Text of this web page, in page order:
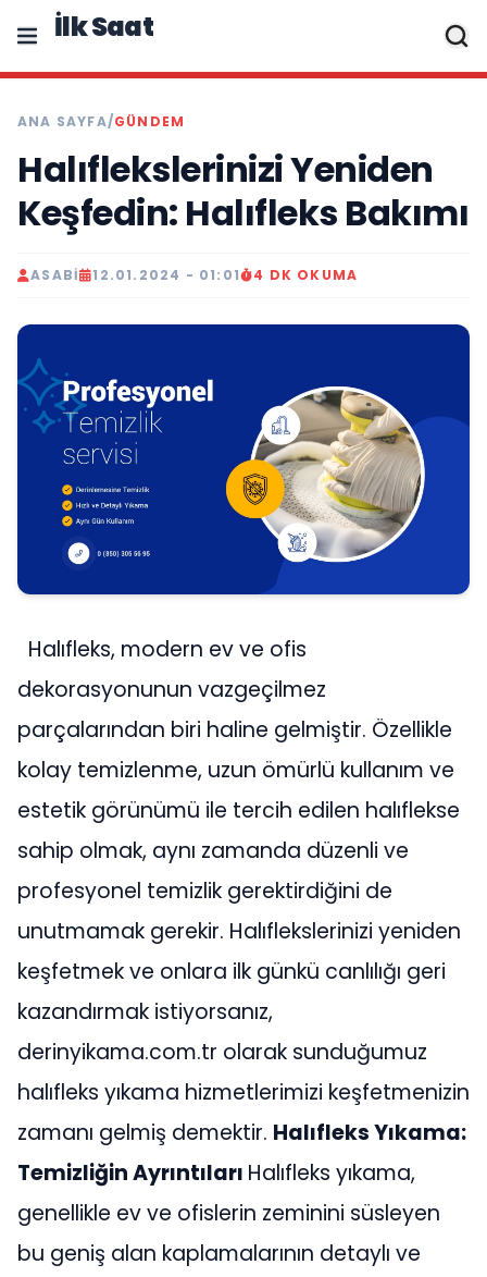
İlk Saat
ANA SAYFA/GÜNDEM
Halıflekslerinizi Yeniden
Keşfedin: Halıfleks Bakımı
ASABI 12.01.2024 - 01:01 4 DK OKUMA
Halıfleks, modern ev ve ofis
dekorasyonunun vazgeçilmez
parçalarından biri haline gelmiştir. Özellikle
kolay temizlenme, uzun ömürlü kullanım ve
estetik görünümü ile tercih edilen halıflekse
sahip olmak, aynı zamanda düzenli ve
profesyonel temizlik gerektirdiğini de
unutmamak gerekir. Halıflekslerinizi yeniden
keşfetmek ve onlara ilk günkü canlılığı geri
kazandırmak istiyorsanız,
derinyikama.com.tr olarak sunduğumuz
halıfleks yıkama hizmetlerimizi keşfetmenizin
zamanı gelmiş demektir. Halıfleks Yıkama:
Temizliğin Ayrıntıları Halıfleks yıkama,
genellikle ev ve ofislerin zeminini süsleyen
bu geniş alan kaplamalarının detaylı ve